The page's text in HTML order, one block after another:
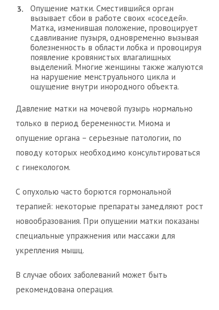
Опущение матки. Сместившийся орган
вызывает сбои в работе своих «соседей».
Матка, изменившая положение, провоцирует
сдавливание пузыря, одновременно вызывая
болезненность в области лобка и провоцируя
появление кровянистых влагалищных
выделений. Многие женщины также жалуются
на нарушение менструального цикла и
ощущение внутри инородного объекта.
Давление матки на мочевой пузырь нормально
только в период беременности. Миома и
опущение органа – серьезные патологии, по
поводу которых необходимо консультироваться
с гинекологом.
С опухолью часто борются гормональной
терапией: некоторые препараты замедляют рост
новообразования. При опущении матки показаны
специальные упражнения или массажи для
укрепления мышц.
В случае обоих заболеваний может быть
рекомендована операция.